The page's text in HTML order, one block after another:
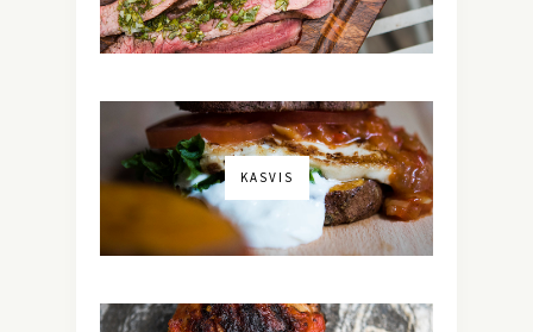
KASVIS